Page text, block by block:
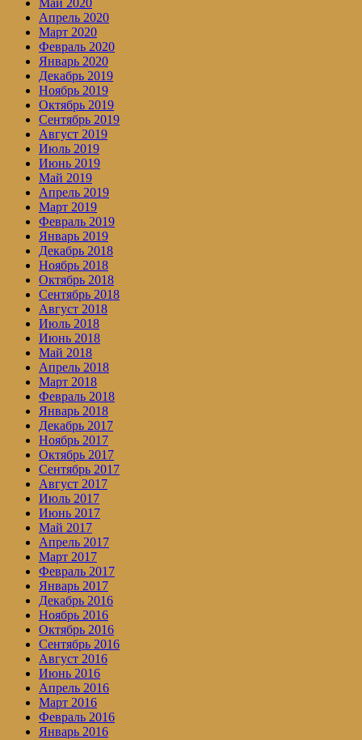
Май 2020
Апрель 2020
Март 2020
Февраль 2020
Январь 2020
Декабрь 2019
Ноябрь 2019
Октябрь 2019
Сентябрь 2019
Август 2019
Июль 2019
Июнь 2019
Май 2019
Апрель 2019
Март 2019
Февраль 2019
Январь 2019
Декабрь 2018
Ноябрь 2018
Октябрь 2018
Сентябрь 2018
Август 2018
Июль 2018
Июнь 2018
Май 2018
Апрель 2018
Март 2018
Февраль 2018
Январь 2018
Декабрь 2017
Ноябрь 2017
Октябрь 2017
Сентябрь 2017
Август 2017
Июль 2017
Июнь 2017
Май 2017
Апрель 2017
Март 2017
Февраль 2017
Январь 2017
Декабрь 2016
Ноябрь 2016
Октябрь 2016
Сентябрь 2016
Август 2016
Июнь 2016
Апрель 2016
Март 2016
Февраль 2016
Январь 2016